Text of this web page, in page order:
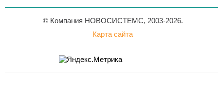
© Компания НОВОСИСТЕМС, 2003-2026.
Карта сайта